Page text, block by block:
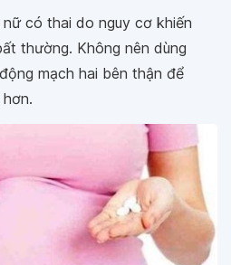
có thai do nguy cơ khiến
thường. Không nên dùng
mạch hai bên thận để